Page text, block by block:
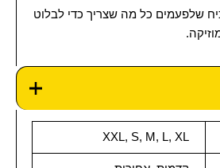
שלפעמים כל מה שצריך כדי לבלוט
XXL, S, M, L, XL